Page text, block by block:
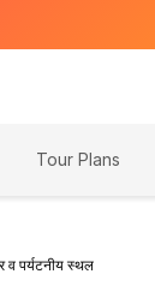
Tour Plans
व पर्यटनीय स्थल